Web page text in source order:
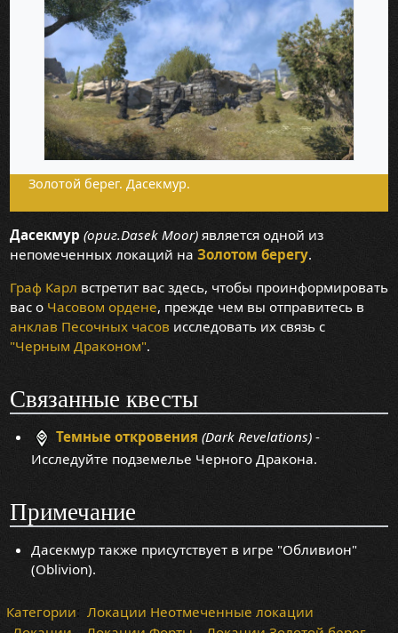
Золотой берег. Дасекмур.
Дасекмур (ориг.Dasek Moor)является одной из
непомеченных локаций на Золотом берегу.
Граф Карл встретит вас здесь, чтобы проинформировать
вас о Часовом ордене, прежде чем вы отправитесь в
анклав Песочных часов исследовать их связь с
"Черным Драконом".
Связанные квесты
Темные откровения (Dark Revelations) -
Исследуйте подземелье Черного Дракона.
Примечание
Дасекмур также присутствует в игре "Обливион"
(Oblivion).
Категории: Локации Неотмеченные локации